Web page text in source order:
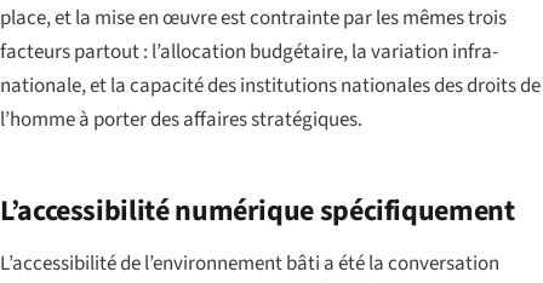
place, et la mise en œuvre est contrainte par les mêmes trois
facteurs partout : l’allocation budgétaire, la variation infra-
nationale, et la capacité des institutions nationales des droits de
l’homme à porter des affaires stratégiques.
L’accessibilité numérique spécifiquement
L’accessibilité de l’environnement bâti a été la conversation